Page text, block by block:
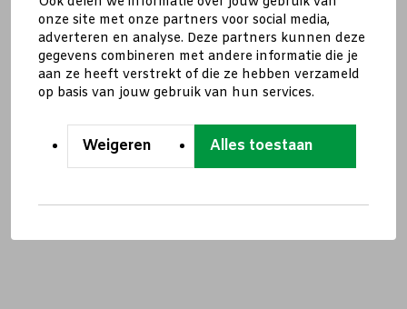
onze site met onze partners voor social media,
adverteren en analyse. Deze partners kunnen deze
gegevens combineren met andere informatie die je
aan ze heeft verstrekt of die ze hebben verzameld
op basis van jouw gebruik van hun services.
Weigeren Alles toestaan